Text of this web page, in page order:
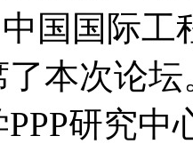
国国际
本次论
研究